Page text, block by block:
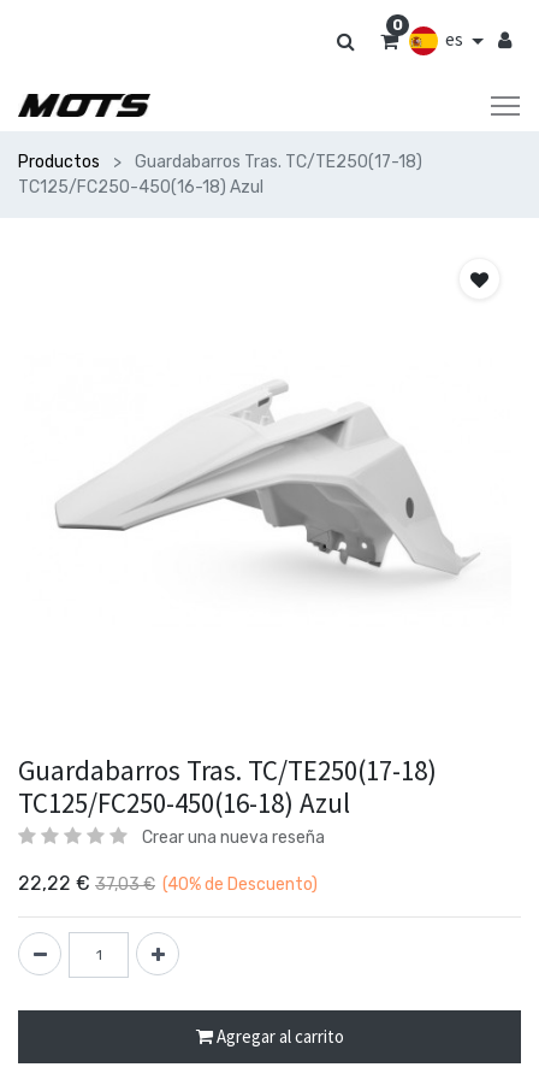
es
0
Productos
Guardabarros Tras. TC/TE250(17-18)
TC125/FC250-450(16-18) Azul
Guardabarros Tras. TC/TE250(17-18)
TC125/FC250-450(16-18) Azul
Crear una nueva reseña
22,22 € 37,03€ (40%de Descuento)
Agregar al carrito